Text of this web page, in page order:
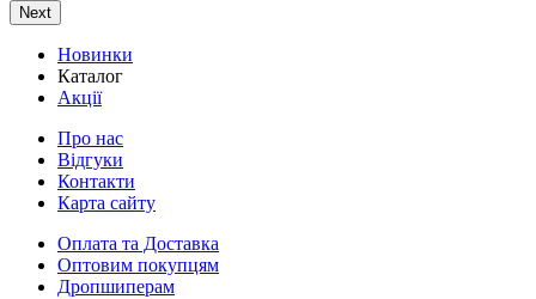
Next
Новинки
Каталог
Акції
Про нас
Відгуки
Контакти
Карта сайту
Оплата та Доставка
Оптовим покупцям
Дропшиперам